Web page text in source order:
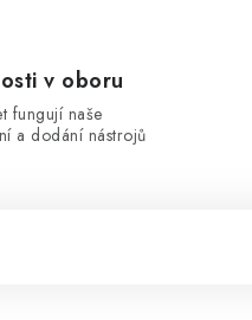
v oboru
fungují naše
a dodání nástrojů